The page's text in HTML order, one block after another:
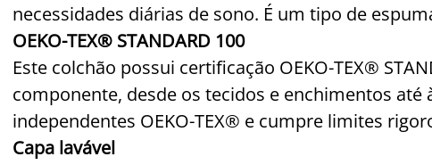
necessidades diárias de sono. É um tipo de
OEKO-TEX® STANDARD 100
Este colchão possui certificação OEKO-TEX®
componente, desde os tecidos e enchimentos
independentes OEKO-TEX® e cumpre limites
Capa lavável